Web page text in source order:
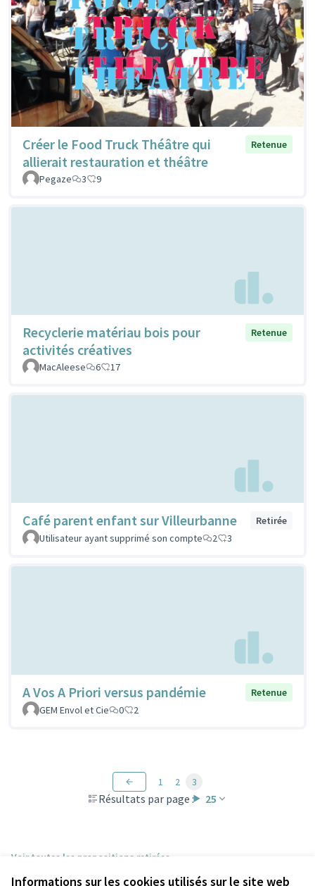
Informations sur les cookies utilisés sur le site web
Créer le Food Truck Théâtre qui
allierait restauration et théâtre
Retenue
Pegaze 3 9
Recyclerie matériau bois pour
activités créatives
Retenue
MacAleese 6 17
Café parent enfant sur Villeurbanne
Retirée
Utilisateur ayant supprimé son compte
2 3
A Vos A Priori versus pandémie
Retenue
GEM Envol et Cie
0 2
Résultats par page : 25
1 2 3
Voir toutes les propositions retirées